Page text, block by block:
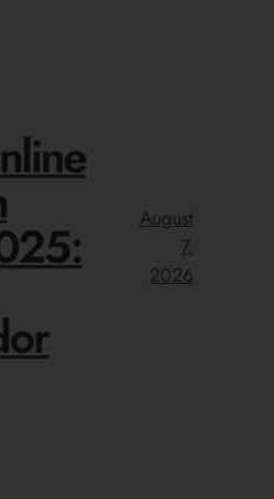
August
7,
2026